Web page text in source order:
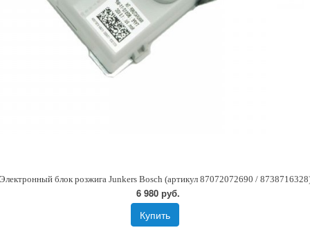
блок розжига Junkers Bosch (артикул 87072072690 /
6 980 руб.
Купить